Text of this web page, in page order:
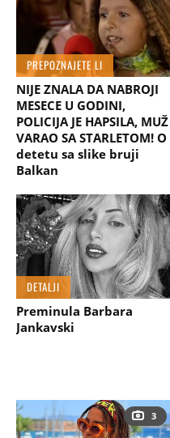
PREPOZNAJETE LI
NIJE ZNALA DA NABROJI
MESECE U GODINI,
POLICIJA JE HAPSILA, MUŽ
VARAO SA STARLETOM! O
detetu sa slike bruji
Balkan
DETALJI
Preminula Barbara
Jankavski
3